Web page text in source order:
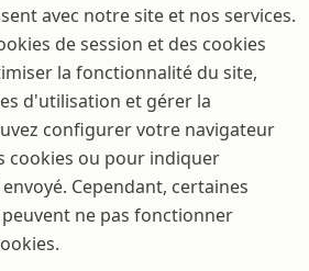
avec notre site et nos services.
de session et des cookies
la fonctionnalité du site,
d'utilisation et gérer la
configurer votre navigateur
cookies ou pour indiquer
Cependant, certaines
ne pas fonctionner